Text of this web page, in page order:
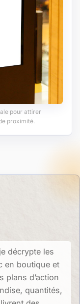
pour attirer
proximité.
décrypte les
en boutique et
plans d’action
quantités,